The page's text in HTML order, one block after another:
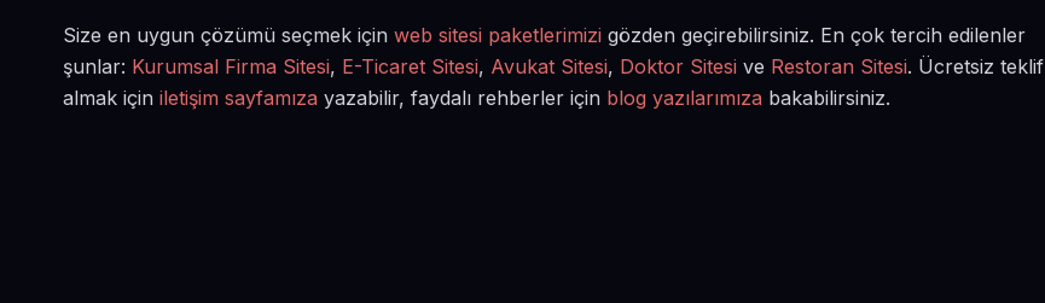
Size en uygun çözümü seçmek için web sitesi paketlerimizi gözden geçirebilirsiniz. En çok tercih edilenler
şunlar: Kurumsal Firma Sitesi, E-Ticaret Sitesi, Avukat Sitesi, Doktor Sitesi ve Restoran Sitesi. Ücretsiz teklif
almak için iletişim sayfamıza yazabilir, faydalı rehberler için blog yazılarımıza bakabilirsiniz.